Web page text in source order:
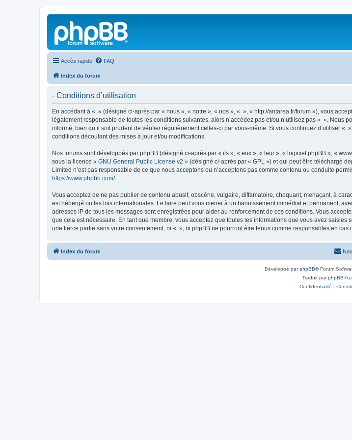
Accès rapide FAQ
Index du forum
- Conditions d’utilisation
En accédant à « » (désigné ci-après par « nous », « notre », « nos », « », « http://antarea.fr/forum »), vous
légalement responsable de toutes les conditions suivantes, alors n’accédez pas et/ou n’utilisez pas « ». Nous
informé, bien qu’il soit prudent de vérifier régulièrement celles-ci par vous-même. Si vous continuez d’utiliser
conditions découlant des mises à jour et/ou modifications.
Nos forums sont développés par phpBB (désigné ci-après par « ils », « eux », « leur », « logiciel phpBB », «
sous la licence « GNU General Public License v2 » (désigné ci-après par « GPL ») et qui peut être téléchargé
Limited n’est pas responsable de ce que nous acceptons ou n’acceptons pas comme contenu ou conduite
https://www.phpbb.com/.
Vous acceptez de ne pas publier de contenu abusif, obscène, vulgaire, diffamatoire, choquant, menaçant, à
est hébergé ou les lois internationales. Le faire peut vous mener à un bannissement immédiat et permanent,
adresses IP de tous les messages sont enregistrées pour aider au renforcement de ces conditions. Vous
que cela est nécessaire. En tant que membre, vous acceptez que toutes les informations que vous avez
une tierce partie sans votre consentement, ni « », ni phpBB ne pourront être tenus comme responsables en
Index du forum
Développé parphpBB® Forum
Traduit parphpBB-
Confidentialité |